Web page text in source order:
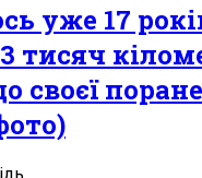
уже 17
тисяч
своєї